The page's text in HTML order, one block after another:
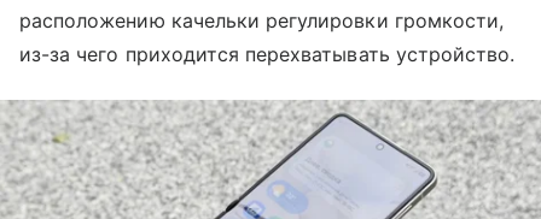
расположению качельки регулировки громкости,
из-за чего приходится перехватывать устройство.